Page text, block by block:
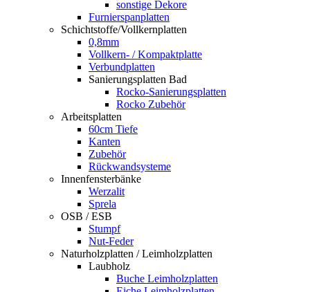
sonstige Dekore
Furnierspanplatten
Schichtstoffe/Vollkernplatten
0,8mm
Vollkern- / Kompaktplatte
Verbundplatten
Sanierungsplatten Bad
Rocko-Sanierungsplatten
Rocko Zubehör
Arbeitsplatten
60cm Tiefe
Kanten
Zubehör
Rückwandsysteme
Innenfensterbänke
Werzalit
Sprela
OSB / ESB
Stumpf
Nut-Feder
Naturholzplatten / Leimholzplatten
Laubholz
Buche Leimholzplatten